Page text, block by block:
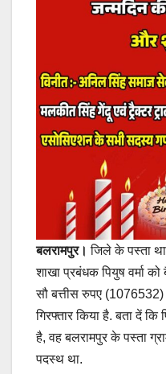
बलरामपुर। जिले के पस्ता
शाखा प्रबंधक पियुष वर्मा
सौ बत्तीस रुपए
गिरफ्तार किया है. बता दें कि
है, वह बलरामपुर के पस्ता
पदस्थ था.